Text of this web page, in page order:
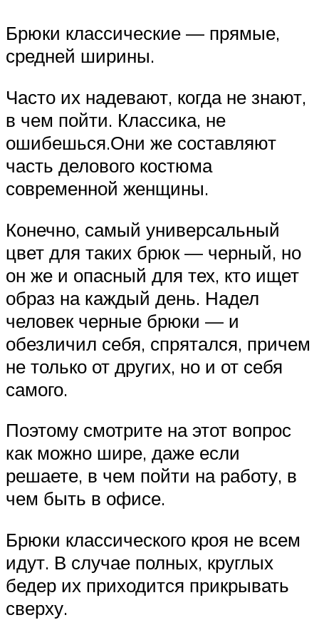
Брюки классические — прямые,
средней ширины.
Часто их надевают, когда не знают,
в чем пойти. Классика, не
ошибешься.Они же составляют
часть делового костюма
современной женщины.
Конечно, самый универсальный
цвет для таких брюк — черный, но
он же и опасный для тех, кто ищет
образ на каждый день. Надел
человек черные брюки — и
обезличил себя, спрятался, причем
не только от других, но и от себя
самого.
Поэтому смотрите на этот вопрос
как можно шире, даже если
решаете, в чем пойти на работу, в
чем быть в офисе.
Брюки классического кроя не всем
идут. В случае полных, круглых
бедер их приходится прикрывать
сверху.